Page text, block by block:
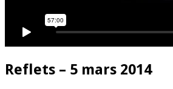
Reflets – 5 mars 2014